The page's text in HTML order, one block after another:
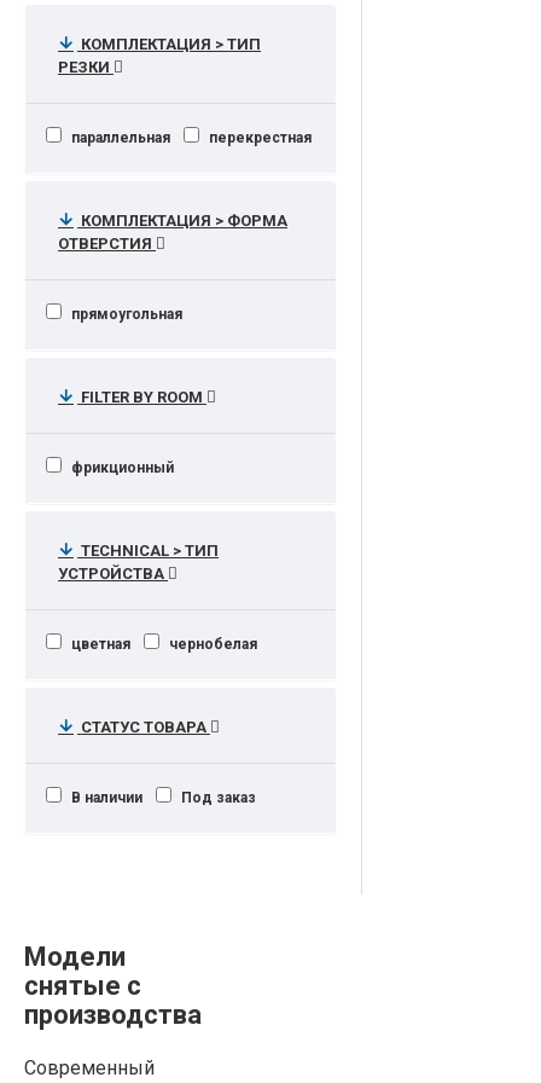
картыКОМПЛЕКТАЦИЯ > ТИП
РЕЗКИ
параллельная перекрестная
КОМПЛЕКТАЦИЯ > ФОРМА
ОТВЕРСТИЯ
прямоугольная
FILTER BY ROOM
фрикционный
TECHNICAL > ТИП
УСТРОЙСТВА
цветная чернобелая
СТАТУС ТОВАРА
В наличии Под заказ
Модели
снятые с
производства
Современный